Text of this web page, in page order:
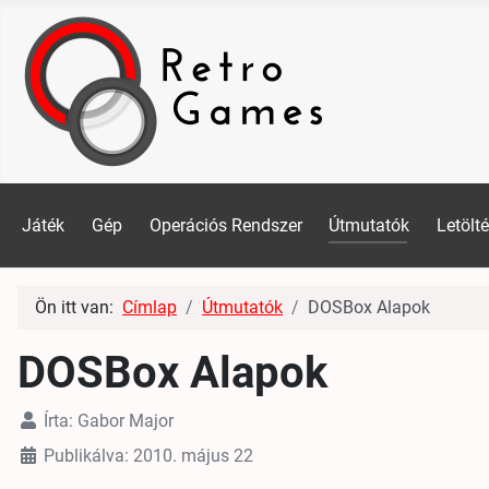
Játék Gép Operációs Rendszer Útmutatók
Ön itt van: Címlap Útmutatók DOSBox Alapok
DOSBox Alapok
Írta: Gabor Major
Publikálva: 2010. május 22